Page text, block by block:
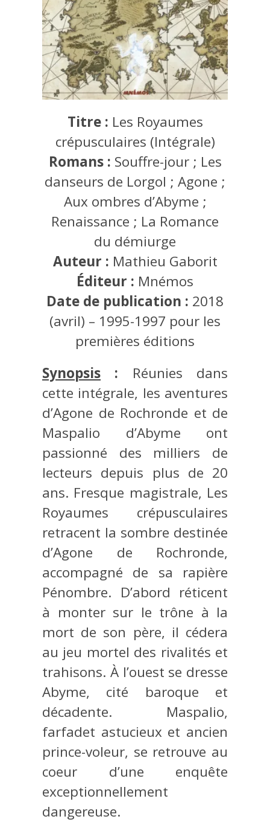
Titre : Les Royaumes
crépusculaires (Intégrale)
Romans : Souffre-jour ; Les
danseurs de Lorgol ; Agone ;
Aux ombres d’Abyme ;
Renaissance ; La Romance
du démiurge
Auteur : Mathieu Gaborit
Éditeur : Mnémos
Date de publication : 2018
(avril) – 1995-1997 pour les
premières éditions
Synopsis : Réunies dans
cette intégrale, les aventures
d’Agone de Rochronde et de
Maspalio d’Abyme ont
passionné des milliers de
lecteurs depuis plus de 20
ans. Fresque magistrale, Les
Royaumes crépusculaires
retracent la sombre destinée
d’Agone de Rochronde,
accompagné de sa rapière
Pénombre. D’abord réticent
à monter sur le trône à la
mort de son père, il cédera
au jeu mortel des rivalités et
trahisons. À l’ouest se dresse
Abyme, cité baroque et
décadente. Maspalio,
farfadet astucieux et ancien
prince-voleur, se retrouve au
coeur d’une enquête
exceptionnellement
dangereuse.